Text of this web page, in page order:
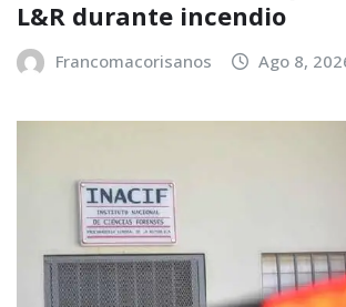
L&R durante incendio
Francomacorisanos Ago 8,